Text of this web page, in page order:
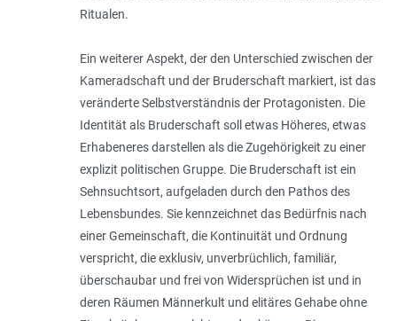
Ritualen.
Ein weiterer Aspekt, der den Unterschied zwischen der
Kameradschaft und der Bruderschaft markiert, ist das
veränderte Selbstverständnis der Protagonisten. Die
Identität als Bruderschaft soll etwas Höheres, etwas
Erhabeneres darstellen als die Zugehörigkeit zu einer
explizit politischen Gruppe. Die Bruderschaft ist ein
Sehnsuchtsort, aufgeladen durch den Pathos des
Lebensbundes. Sie kennzeichnet das Bedürfnis nach
einer Gemeinschaft, die Kontinuität und Ordnung
verspricht, die exklusiv, unverbrüchlich, familiär,
überschaubar und frei von Widersprüchen ist und in
deren Räumen Männerkult und elitäres Gehabe ohne